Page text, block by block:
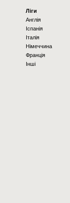
Ліги
Англія
Іспанія
Італія
Німеччина
Франція
Інші